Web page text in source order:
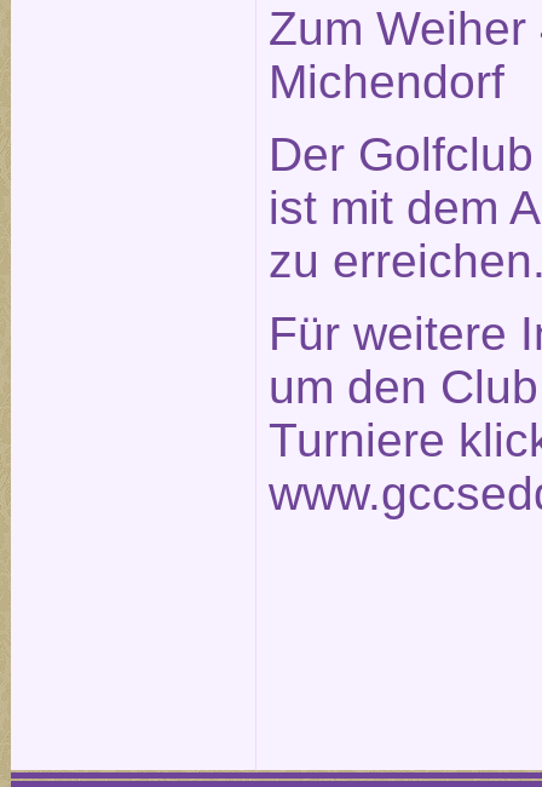
Zum
Michendorf
Der
ist mit dem
zu
Für weitere
um den
Turniere